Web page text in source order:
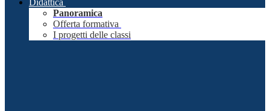
Didattica
Panoramica
Offerta formativa
I progetti delle classi